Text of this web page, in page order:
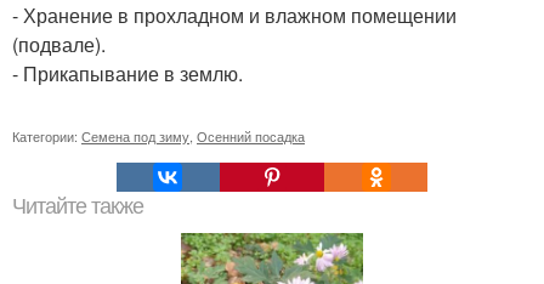
- Хранение в прохладном и влажном помещении
(подвале).
- Прикапывание в землю.
Категории: Семена под зиму Осенний посадка
Читайте также